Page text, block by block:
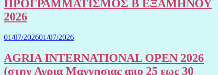
ΠΡΟΓΡΑΜΜΑΤΙΣΜΟΣ Β ΕΞΑΜΗΝΟΥ
2026
01/07/202601/07/2026
AGRIA INTERNATIONAL OPEN 2026
(στην Αγρια Μαγνησιας απο 25 εως 30